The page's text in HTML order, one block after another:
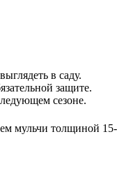
в саду.
защите.
сезоне.
мульчи толщиной 15-